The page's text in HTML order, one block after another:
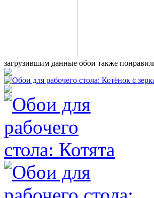
загрузившим данные обои также